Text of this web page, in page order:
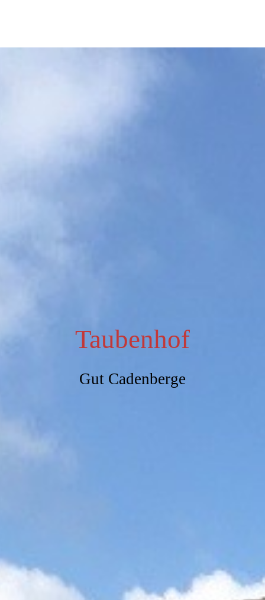
Taubenhof
Gut Cadenberge